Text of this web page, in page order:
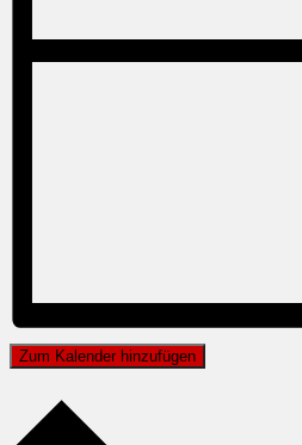
Zum Kalender hinzufügen